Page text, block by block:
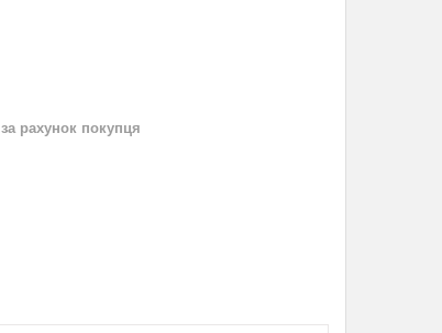
за рахунок покупця